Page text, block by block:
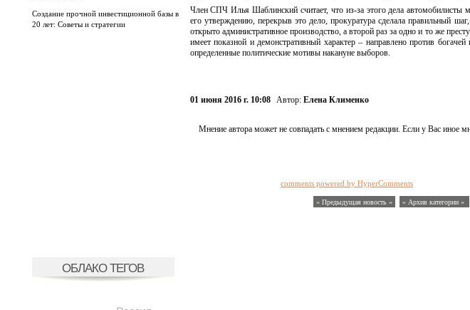
Создание прочной инвестиционной базы в
20 лет: Советы и стратегии
ОБЛАКО ТЕГОВ
Член СПЧ Илья Шаблинский считает, что из-за этого дела автомобилисты
его утверждению, перекрыв это дело, прокуратура сделала правильный
открыто административное производство, а второй раз за одно и то же
имеет показной и демонстративный характер – направлено против
определенные политические мотивы накануне выборов.
01 июня 2016 г. 10:08 Автор: Елена Клименко
Мнение автора может не совпадать с мнением редакции. Если у Вас иное
comments powered by HyperComments
« Предыдущая новость « » Архив категории «